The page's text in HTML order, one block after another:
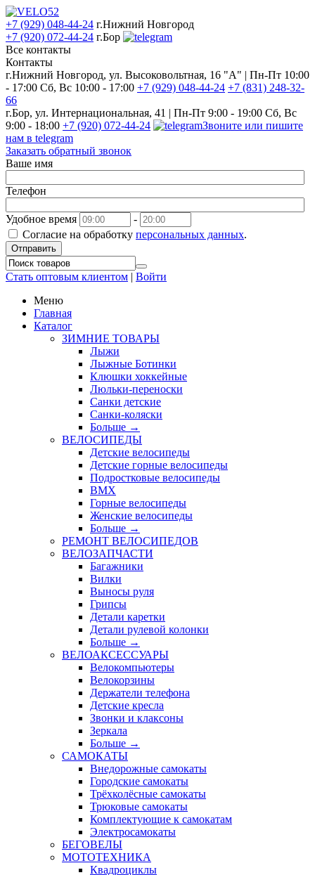
+7 (929) 048-44-24 г.Нижний Новгород
+7 (920) 072-44-24 г.Бор
Все контакты
Контакты
г.Нижний Новгород, ул. Высоковольтная, 16 "А" | Пн-Пт 10:00
- 17:00 Сб, Вс 10:00 - 17:00 +7 (929) 048-44-24 +7 (831) 248-32-
66
г.Бор, ул. Интернациональная, 41 | Пн-Пт 9:00 - 19:00 Сб, Вс
9:00 - 18:00 +7 (920) 072-44-24
Звоните или пишите
нам в telegram
Заказать обратный звонок
Ваше имя
Телефон
Удобное время
-
Согласие на обработку персональных данных.
Отправить
Стать оптовым клиентом | Войти
Меню
Главная
Каталог
ЗИМНИЕ ТОВАРЫ
Лыжи
Лыжные Ботинки
Клюшки хоккейные
Люльки-переноски
Санки детские
Санки-коляски
Больше →
ВЕЛОСИПЕДЫ
Детские велосипеды
Детские горные велосипеды
Подростковые велосипеды
BMX
Горные велосипеды
Женские велосипеды
Больше →
РЕМОНТ ВЕЛОСИПЕДОВ
ВЕЛОЗАПЧАСТИ
Багажники
Вилки
Выносы руля
Грипсы
Детали каретки
Детали рулевой колонки
Больше →
ВЕЛОАКСЕССУАРЫ
Велокомпьютеры
Велокорзины
Держатели телефона
Детские кресла
Звонки и клаксоны
Зеркала
Больше →
САМОКАТЫ
Внедорожные самокаты
Городские самокаты
Трёхколёсные самокаты
Трюковые самокаты
Комплектующие к самокатам
Электросамокаты
БЕГОВЕЛЫ
МОТОТЕХНИКА
Квадроциклы